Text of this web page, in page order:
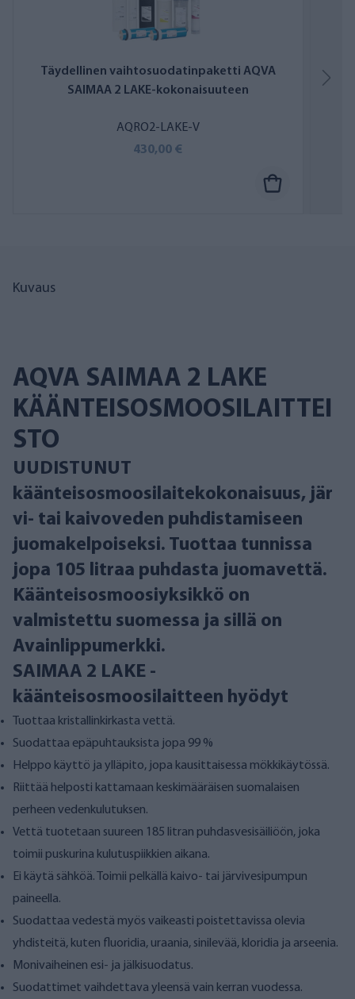
Täydellinen vaihtosuodatinpaketti AQVA
SAIMAA 2 LAKE-kokonaisuuteen
AQRO2-LAKE-V
430,00 €
Kuvaus
AQVA SAIMAA 2 LAKE
KÄÄNTEISOSMOOSILAITTEI
STO
UUDISTUNUT
käänteisosmoosilaitekokonaisuus, jär
vi- tai kaivoveden puhdistamiseen
juomakelpoiseksi. Tuottaa tunnissa
jopa 105 litraa puhdasta juomavettä.
Käänteisosmoosiyksikkö on
valmistettu suomessa ja sillä on
Avainlippumerkki.
SAIMAA 2 LAKE -
käänteisosmoosilaitteen hyödyt
Tuottaa kristallinkirkasta vettä.
Suodattaa epäpuhtauksista jopa 99 %
Helppo käyttö ja ylläpito, jopa kausittaisessa mökkikäytössä.
Riittää helposti kattamaan keskimääräisen suomalaisen
perheen vedenkulutuksen.
Vettä tuotetaan suureen 185 litran puhdasvesisäiliöön, joka
toimii puskurina kulutuspiikkien aikana.
Ei käytä sähköä. Toimii pelkällä kaivo- tai järvivesipumpun
paineella.
Suodattaa vedestä myös vaikeasti poistettavissa olevia
yhdisteitä, kuten fluoridia, uraania, sinilevää, kloridia ja arseenia.
Monivaiheinen esi- ja jälkisuodatus.
Suodattimet vaihdettava yleensä vain kerran vuodessa.